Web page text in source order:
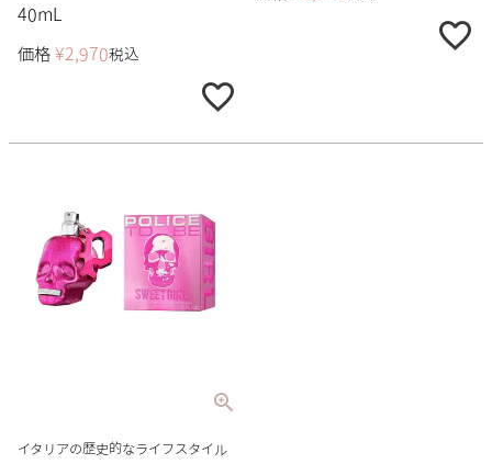
40mL
価格 ¥2,970税込
イタリアの歴史的なライフスタイル